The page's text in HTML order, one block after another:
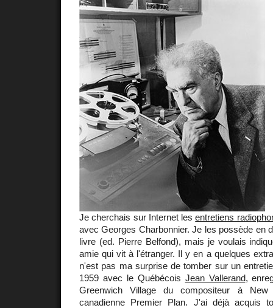
Je cherchais sur Internet lesentretiens
avec Georges Charbonnier. Je les possède en
livre (ed. Pierre Belfond), mais je voulais
amie qui vit à l'étranger. Il y en a quelques
n'est pas ma surprise de tomber sur un
1959 avec le Québécois Jean Vallerand,
Greenwich Village du compositeur à
canadienne Premier Plan. J'ai déjà acquis